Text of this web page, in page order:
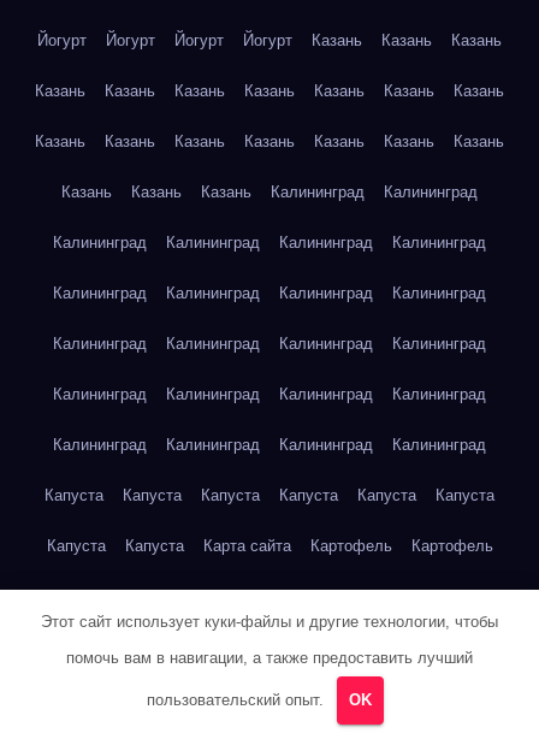
Йогурт Йогурт Йогурт Йогурт Казань Казань Казань
Казань Казань Казань Казань Казань Казань Казань
Казань Казань Казань Казань Казань Казань Казань
Казань Казань Казань Калининград Калининград
Калининград Калининград Калининград Калининград
Калининград Калининград Калининград Калининград
Калининград Калининград Калининград Калининград
Калининград Калининград Калининград Калининград
Калининград Калининград Калининград Калининград
Капуста Капуста Капуста Капуста Капуста Капуста
Капуста Капуста Карта сайта Картофель Картофель
Кейптаун
Кейптаун Кейптаун Кейптаун
Этот сайт использует куки-файлы и другие технологии, чтобы
помочь вам в навигации, а также предоставить лучший
пользовательский опыт. OK